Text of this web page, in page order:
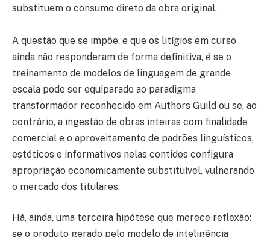
substituem o consumo direto da obra original.
A questão que se impõe, e que os litígios em curso
ainda não responderam de forma definitiva, é se o
treinamento de modelos de linguagem de grande
escala pode ser equiparado ao paradigma
transformador reconhecido em Authors Guild ou se, ao
contrário, a ingestão de obras inteiras com finalidade
comercial e o aproveitamento de padrões linguísticos,
estéticos e informativos nelas contidos configura
apropriação economicamente substituível, vulnerando
o mercado dos titulares.
Há, ainda, uma terceira hipótese que merece reflexão:
se o produto gerado pelo modelo de inteligência